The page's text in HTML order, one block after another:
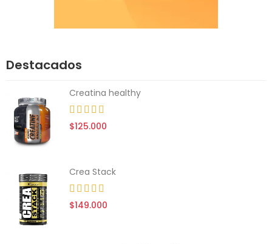
Destacados
Creatina healthy
$125.000
Crea Stack
$149.000